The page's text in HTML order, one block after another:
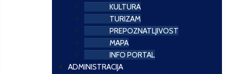
KULTURA
TURIZAM
PREPOZNATLJIVOST
MAPA
INFO PORTAL
ADMINISTRACIJA